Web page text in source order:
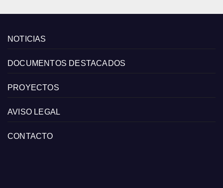
NOTICIAS
DOCUMENTOS DESTACADOS
PROYECTOS
AVISO LEGAL
CONTACTO